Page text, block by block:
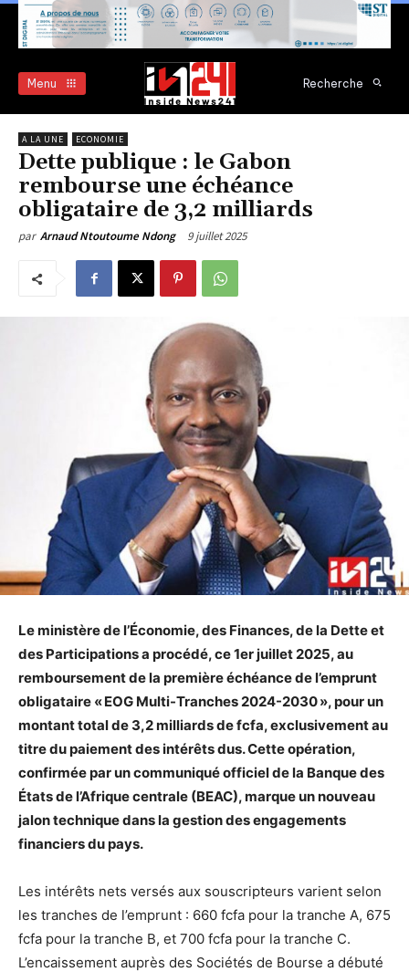
Menu Recherche
A LA UNE ECONOMIE
Dette publique : le Gabon
rembourse une échéance
obligataire de 3,2 milliards
par Arnaud Ntoutoume Ndong 9 juillet 2025
Le ministère de l’Économie, des Finances, de la Dette et
des Participations a procédé, ce 1er juillet 2025, au
remboursement de la première échéance de l’emprunt
obligataire « EOG Multi-Tranches 2024-2030 », pour un
montant total de 3,2 milliards de fcfa, exclusivement au
titre du paiement des intérêts dus. Cette opération,
confirmée par un communiqué officiel de la Banque des
États de l’Afrique centrale (BEAC), marque un nouveau
jalon technique dans la gestion des engagements
financiers du pays.
Les intérêts nets versés aux souscripteurs varient selon
les tranches de l’emprunt : 660 fcfa pour la tranche A, 675
fcfa pour la tranche B, et 700 fcfa pour la tranche C.
L’encaissement auprès des Sociétés de Bourse a débuté